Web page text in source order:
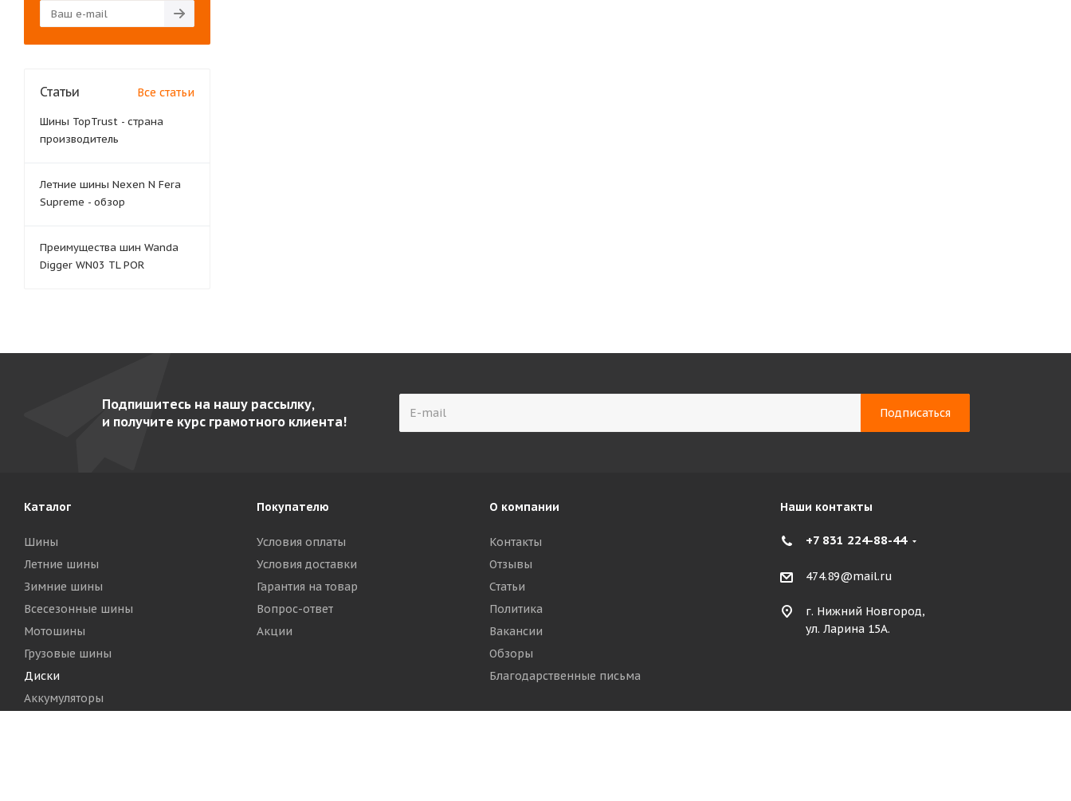
Статьи Все статьи
Шины TopTrust - страна
производитель
Летние шины Nexen N Fera
Supreme - обзор
Преимущества шин Wanda
Digger WN03 TL POR
Подпишитесь на нашу рассылку,
и получите курс грамотного клиента!
Каталог
Шины
Летние шины
Зимние шины
Всесезонные шины
Мотошины
Грузовые шины
Диски
Аккумуляторы
Покупателю
Условия оплаты
Условия доставки
Гарантия на товар
Вопрос-ответ
Акции
О компании
Контакты
Отзывы
Статьи
Политика
Вакансии
Обзоры
Благодарственные письма
Наши контакты
+7 831 224-88-44
474.89@mail.ru
г. Нижний Новгород,
ул. Ларина 15А.